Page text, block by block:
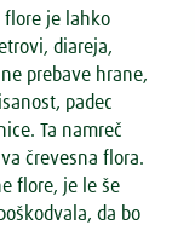
flore je lahko
diareja,
prebave hrane,
padec
Ta namreč
črevesna flora.
flore, je le še
da bo